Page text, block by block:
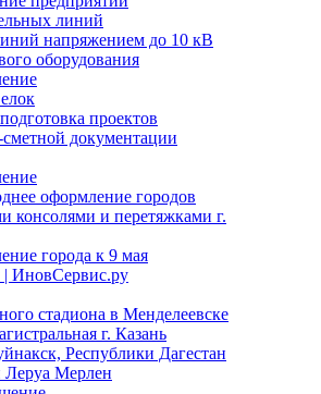
линий
напряжением до 10 кВ
оборудования
проектов
сметной документации
оформление городов
консолями и перетяжками г.
города к 9 мая
ИновСервис.ру
стадиона в Менделеевске
г. Казань
Республики Дагестан
Леруа Мерлен